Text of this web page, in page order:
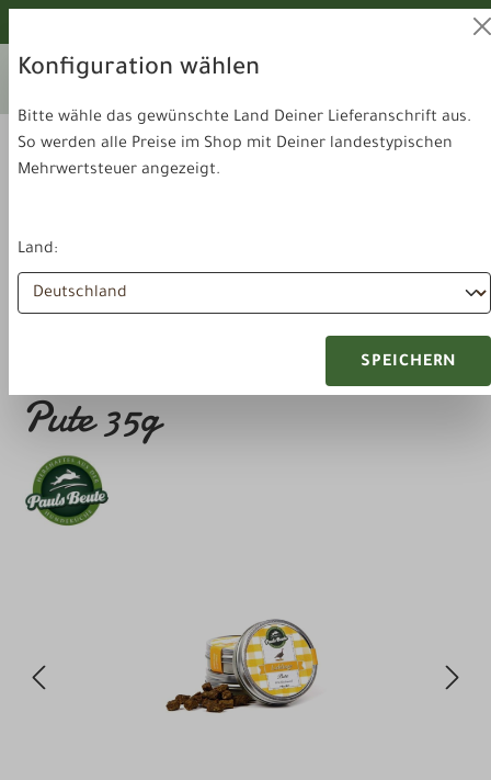
Ihr aktuelles Lieferland:
Pauls Beute Lieblinge Dose
Pute 35g
Konfiguration wählen
Bitte wähle das gewünschte Land Deiner Lieferanschrift aus.
So werden alle Preise im Shop mit Deiner landestypischen
Mehrwertsteuer angezeigt.
Land:
SPEICHERN